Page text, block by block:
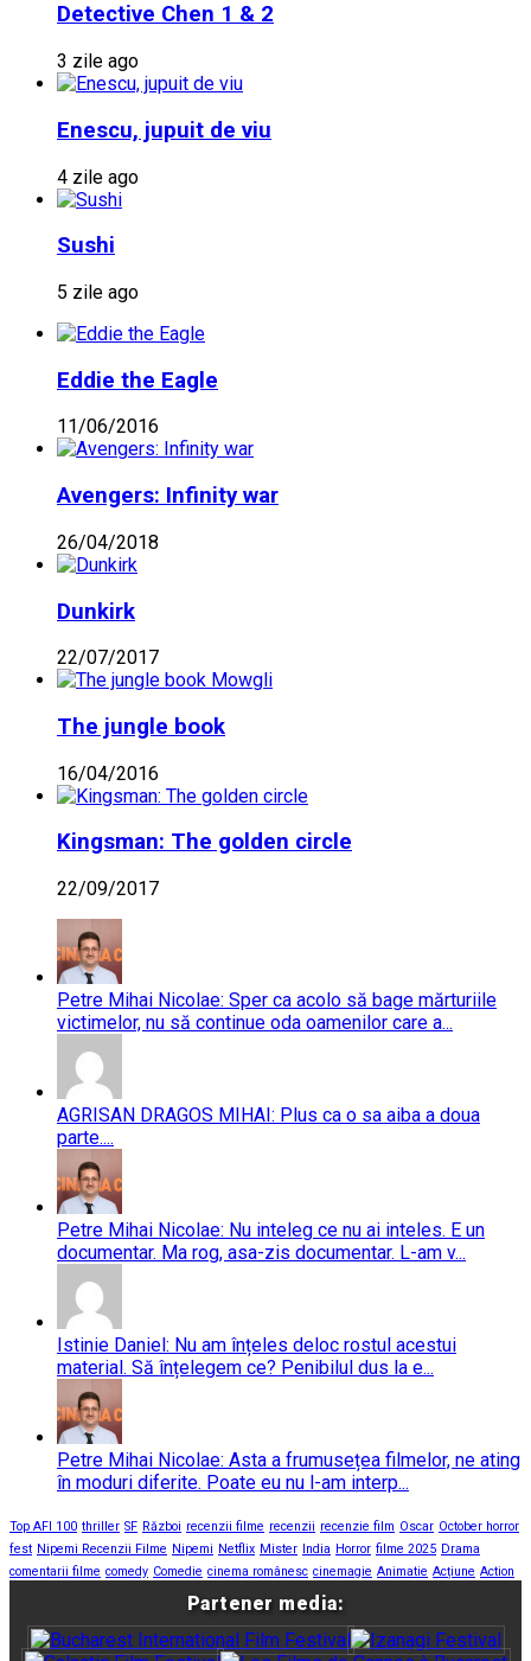
Detective Chen 1 & 2
3 zile ago
Enescu, jupuit de viu
4 zile ago
Sushi
5 zile ago
Eddie the Eagle
11/06/2016
Avengers: Infinity war
26/04/2018
Dunkirk
22/07/2017
The jungle book
16/04/2016
Kingsman: The golden circle
22/09/2017
Petre Mihai Nicolae: Sper ca acolo să bage mărturiile
victimelor, nu să continue oda oamenilor care a...
AGRISAN DRAGOS MIHAI: Plus ca o sa aiba a doua
parte....
Petre Mihai Nicolae: Nu inteleg ce nu ai inteles. E un
documentar. Ma rog, asa-zis documentar. L-am v...
Istinie Daniel: Nu am înțeles deloc rostul acestui
material. Să înțelegem ce? Penibilul dus la e...
Petre Mihai Nicolae: Asta a frumusețea filmelor, ne ating
în moduri diferite. Poate eu nu l-am interp...
Top AFI 100 thriller SF Război recenzii filme recenzii recenzie film Oscar October horror
fest Nipemi Recenzii Filme Nipemi Netflix Mister India Horror filme 2025 Drama
comentarii filme comedy Comedie cinema românesc cinemagie Animatie Acțiune Action
Partener media: